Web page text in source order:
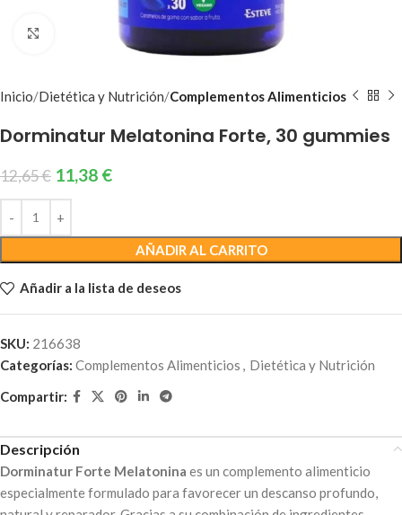
Clic para ampliar
Inicio Dietética y Nutrición Complementos Alimenticios
Dorminatur Melatonina Forte, 30 gummies
12,65€ 11,38 €
AÑADIR AL CARRITO
Añadir a la lista de deseos
SKU: 216638
Categorías: Complementos Alimenticios , Dietética y Nutrición
Compartir:
Descripción
Dorminatur Forte Melatonina es un complemento alimenticio
especialmente formulado para favorecer un descanso profundo,